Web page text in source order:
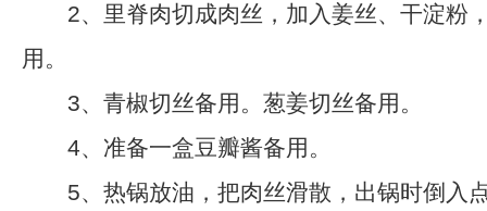
2、里脊肉切成肉丝，加入姜丝、干淀粉
用。
3、青椒切丝备用。葱姜切丝备用。
4、准备一盒豆瓣酱备用。
5、热锅放油，把肉丝滑散，出锅时倒入